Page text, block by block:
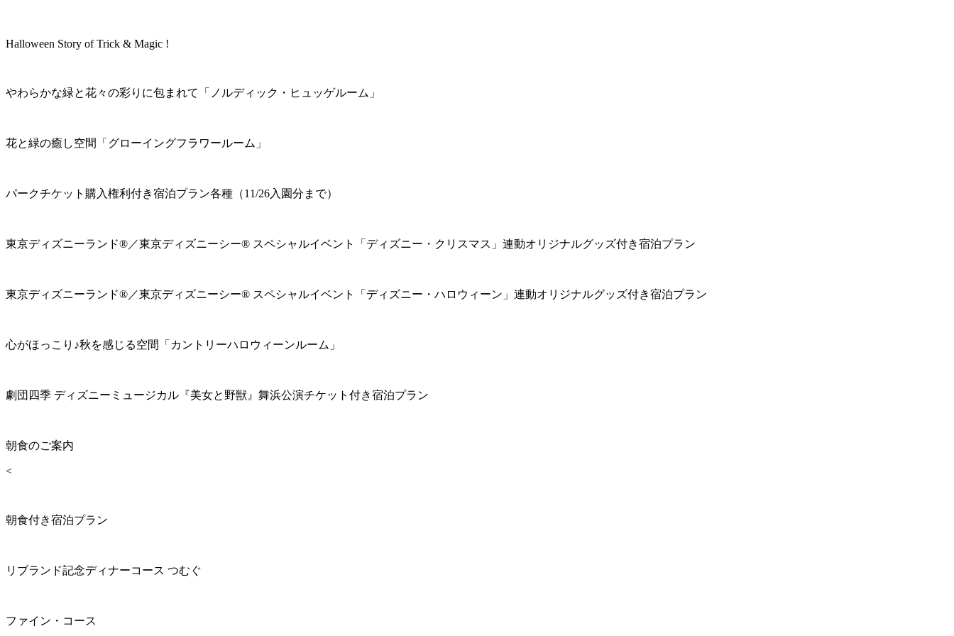
Halloween Story of Trick & Magic !
やわらかな緑と花々の彩りに包まれて「ノルディック・ヒュッゲルーム」
花と緑の癒し空間「グローイングフラワールーム」
パークチケット購入権利付き宿泊プラン各種（11/26入園分まで）
東京ディズニーランド®／東京ディズニーシー® スペシャルイベント「ディズニー・クリスマス」連動オリジナルグッズ付き宿泊プラン
東京ディズニーランド®／東京ディズニーシー® スペシャルイベント「ディズニー・ハロウィーン」連動オリジナルグッズ付き宿泊プラン
心がほっこり♪秋を感じる空間「カントリーハロウィーンルーム」
劇団四季 ディズニーミュージカル『美女と野獣』舞浜公演チケット付き宿泊プラン
朝食のご案内
<
朝食付き宿泊プラン
リブランド記念ディナーコース つむぐ
ファイン・コース